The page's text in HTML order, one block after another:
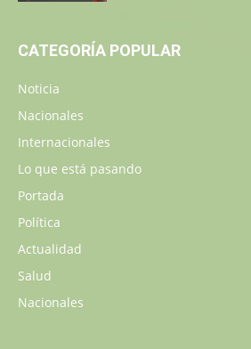
CATEGORÍA POPULAR
Noticia
Nacionales
Internacionales
Lo que está pasando
Portada
Política
Actualidad
Salud
Nacionales